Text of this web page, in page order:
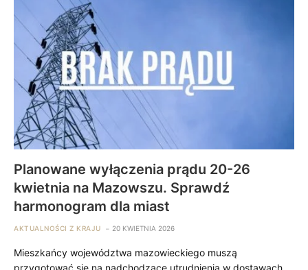
Planowane wyłączenia prądu 20-26
kwietnia na Mazowszu. Sprawdź
harmonogram dla miast
AKTUALNOŚCI Z KRAJU 20 KWIETNIA 2026
Mieszkańcy województwa mazowieckiego muszą
przygotować się na nadchodzące utrudnienia w dostawach